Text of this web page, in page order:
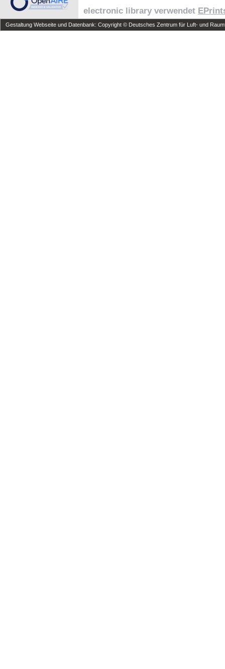
electronic library verwendet
Gestaltung Webseite und Datenbank: Copyright © Deutsches Zentrum für Luft- und